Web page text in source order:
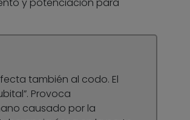
también al codo. El
Provoca
causado por la